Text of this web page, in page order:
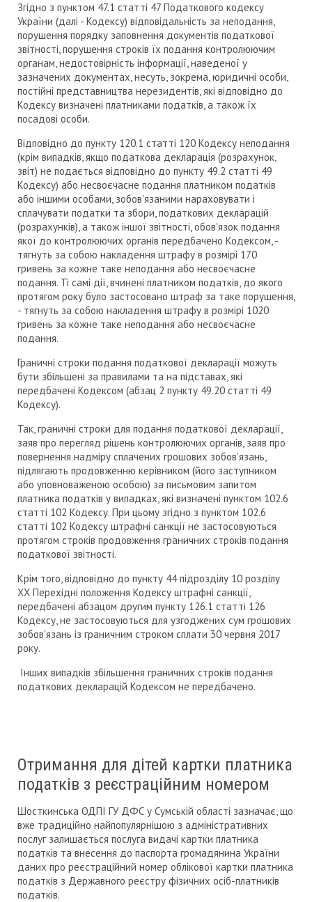
Згідно з пунктом 47.1 статті 47 Податкового кодексу
України (далі - Кодексу) відповідальність за неподання,
порушення порядку заповнення документів податкової
звітності, порушення строків їх подання контролюючим
органам, недостовірність інформації, наведеної у
зазначених документах, несуть, зокрема, юридичні особи,
постійні представництва нерезидентів, які відповідно до
Кодексу визначені платниками податків, а також їх
посадові особи.
Відповідно до пункту 120.1 статті 120 Кодексу неподання
(крім випадків, якщо податкова декларація (розрахунок,
звіт) не подається відповідно до пункту 49.2 статті 49
Кодексу) або несвоєчасне подання платником податків
або іншими особами, зобов'язаними нараховувати і
сплачувати податки та збори, податкових декларацій
(розрахунків), а також іншої звітності, обов'язок подання
якої до контролюючих органів передбачено Кодексом, -
тягнуть за собою накладення штрафу в розмірі 170
гривень за кожне таке неподання або несвоєчасне
подання. Ті самі дії, вчинені платником податків, до якого
протягом року було застосовано штраф за таке порушення,
- тягнуть за собою накладення штрафу в розмірі 1020
гривень за кожне таке неподання або несвоєчасне
подання.
Граничні строки подання податкової декларації можуть
бути збільшені за правилами та на підставах, які
передбачені Кодексом (абзац 2 пункту 49.20 статті 49
Кодексу).
Так, граничні строки для подання податкової декларації,
заяв про перегляд рішень контролюючих органів, заяв про
повернення надміру сплачених грошових зобов'язань,
підлягають продовженню керівником (його заступником
або уповноваженою особою) за письмовим запитом
платника податків у випадках, які визначені пунктом 102.6
статті 102 Кодексу. При цьому згідно з пунктом 102.6
статті 102 Кодексу штрафні санкції не застосовуються
протягом строків продовження граничних строків подання
податкової звітності.
Крім того, відповідно до пункту 44 підрозділу 10 розділу
XX Перехідні положення Кодексу штрафні санкції,
передбачені абзацом другим пункту 126.1 статті 126
Кодексу, не застосовуються для узгоджених сум грошових
зобов'язань із граничним строком сплати 30 червня 2017
року.
Інших випадків збільшення граничних строків подання
податкових декларацій Кодексом не передбачено.
Отримання для дітей картки платника
податків з реєстраційним номером
Шосткинська ОДПІ ГУ ДФС у Сумській області зазначає, що
вже традиційно найпопулярнішою з адміністративних
послуг залишається послуга видачі картки платника
податків та внесення до паспорта громадянина України
даних про реєстраційний номер облікової картки платника
податків з Державного реєстру фізичних осіб-платників
податків.